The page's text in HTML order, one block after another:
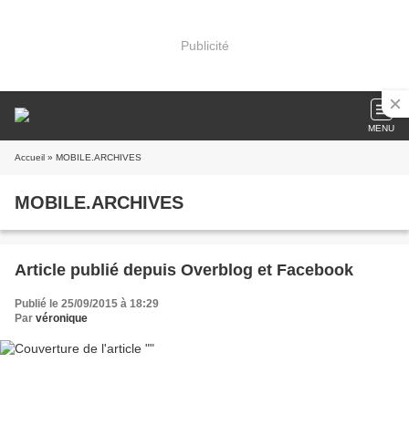
Publicité
MENU
Accueil » MOBILE.ARCHIVES
MOBILE.ARCHIVES
Article publié depuis Overblog et Facebook
Publié le 25/09/2015 à 18:29
Par véronique